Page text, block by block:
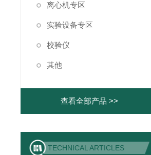
离心机专区
实验设备专区
校验仪
其他
查看全部产品 >>
TECHNICAL ARTICLES